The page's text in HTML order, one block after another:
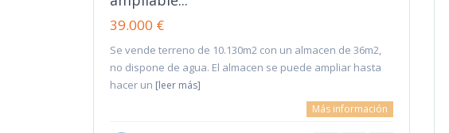
39.000 €
Se vende terreno de 10.130m2 con un almacen de 36m2,
no dispone de agua. El almacen se puede ampliar hasta
hacer un [leer más]
Más información